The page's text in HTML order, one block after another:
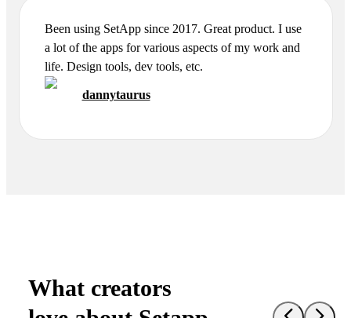
Been using SetApp since 2017. Great product. I use
a lot of the apps for various aspects of my work and
life. Design tools, dev tools, etc.
dannytaurus
What creators